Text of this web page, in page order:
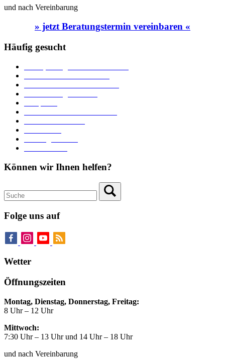
und nach Vereinbarung
» jetzt Beratungstermin vereinbaren «
Häufig gesucht
Können wir Ihnen helfen?
Folge uns auf
Wetter
Öffnungszeiten
Montag, Dienstag, Donnerstag, Freitag:
8 Uhr – 12 Uhr
Mittwoch:
7:30 Uhr – 13 Uhr und 14 Uhr – 18 Uhr
und nach Vereinbarung